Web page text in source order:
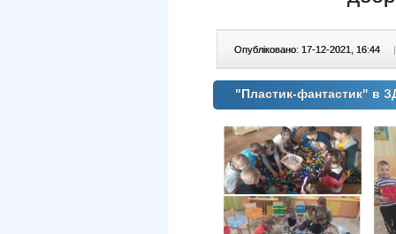
Опубліковано: 17-12-2021, 16:44 |
"Пластик-фантастик" в